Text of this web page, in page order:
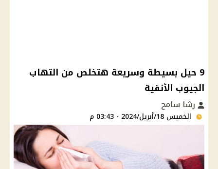
9 حيل بسيطة وسريعة هتخلص من التهاب
الجيوب الأنفية
رشا سامح
الخميس 18/أبريل/2024 - 03:43 م